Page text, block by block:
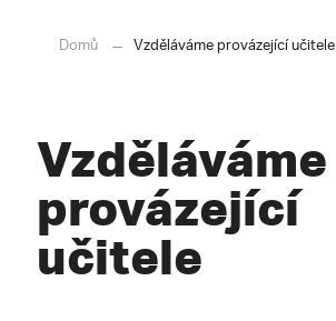
Domů Vzděláváme provázející učitele
Vzděláváme
provázející
učitele